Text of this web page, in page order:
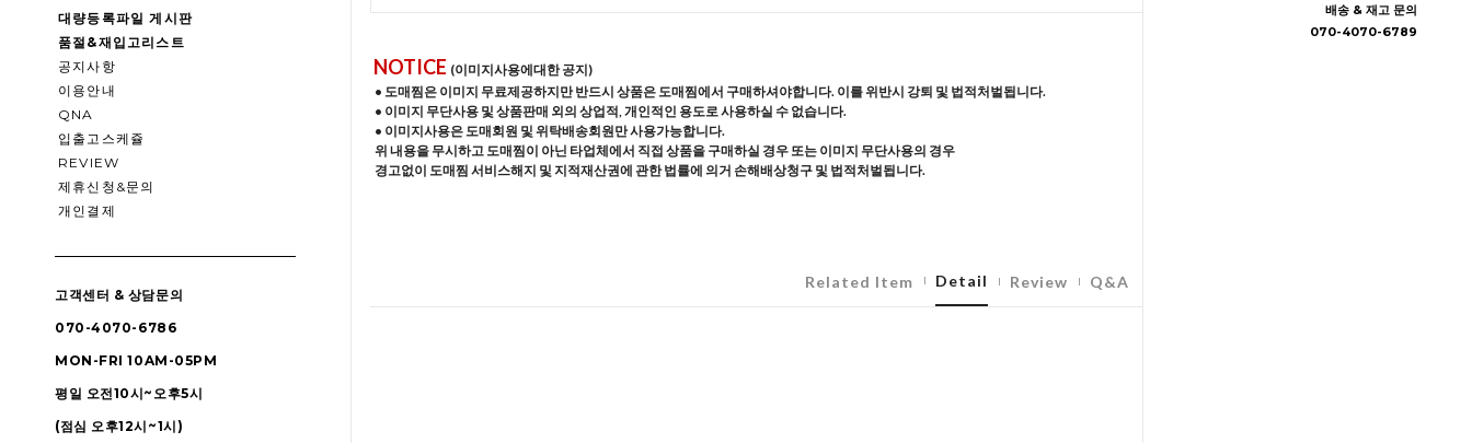
대량등록파일 게시판
품절&재입고리스트
공지사항
이용안내
QNA
입출고스케쥴
REVIEW
제휴신청&문의
개인결제
고객센터 & 상담문의
070-4070-6786
MON-FRI 10AM-05PM
평일 오전10시~오후5시
(점심 오후12시~1시)
배송 & 재고 문의
070-4070-6789
NOTICE (이미지사용에대한 공지)
• 도매찜은 이미지 무료제공하지만 반드시 상품은 도매찜에서 구매하셔야합니다. 이를 위반시 강퇴 및 법적처벌됩니다.
• 이미지 무단사용 및 상품판매 외의 상업적, 개인적인 용도로 사용하실 수 없습니다.
• 이미지사용은 도매회원 및 위탁배송회원만 사용가능합니다.
위 내용을 무시하고 도매찜이 아닌 타업체에서 직접 상품을 구매하실 경우 또는 이미지 무단사용의 경우
경고없이 도매찜 서비스해지 및 지적재산권에 관한 법률에 의거 손해배상청구 및 법적처벌됩니다.
Related Item Detail Review Q&A